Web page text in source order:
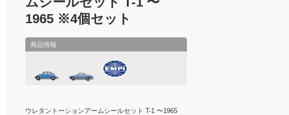
1965 ※4個セット
ウレタントーションアームシールセット T-1 〜1965